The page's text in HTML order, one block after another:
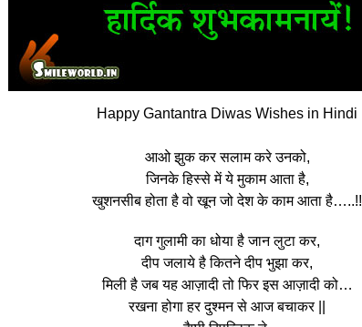
Happy Gantantra Diwas Wishes in Hindi
आओ झुक कर सलाम करे उनको,
जिनके हिस्से में ये मुकाम आता है,
खुशनसीब होता है वो खून जो देश के काम आता है…..!!
दाग गुलामी का धोया है जान लुटा कर,
दीप जलाये है कितने दीप भुझा कर,
मिली है जब यह आज़ादी तो फिर इस आज़ादी को…
रखना होगा हर दुश्मन से आज बचाकर ||